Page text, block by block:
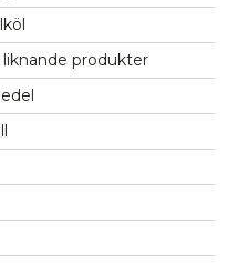
liknande produkter